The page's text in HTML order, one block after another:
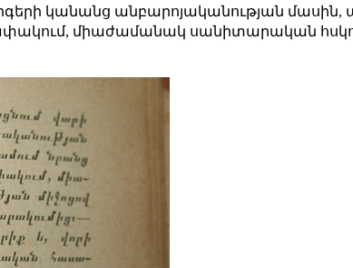
կանանց անբարոյականության
միաժամանակ սանիտարական